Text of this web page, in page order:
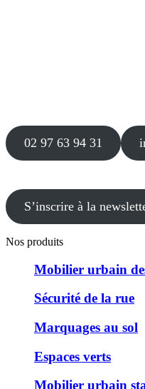
02 97 63 94 31
S’inscrire à la
Nos produits
Mobilier urbain
Sécurité de la rue
Marquages au sol
Espaces verts
Mobilier urbain